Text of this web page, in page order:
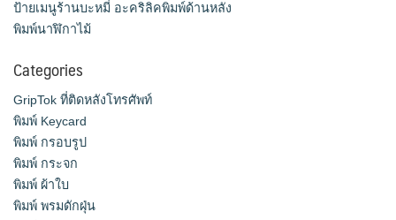
ป้ายเมนูร้านบะหมี่ อะคริลิคพิมพ์ด้านหลัง
พิมพ์นาฬิกาไม้
Categories
GripTok ที่ติดหลังโทรศัพท์
พิมพ์ Keycard
พิมพ์ กรอบรูป
พิมพ์ กระจก
พิมพ์ ผ้าใบ
พิมพ์ พรมดักฝุ่น